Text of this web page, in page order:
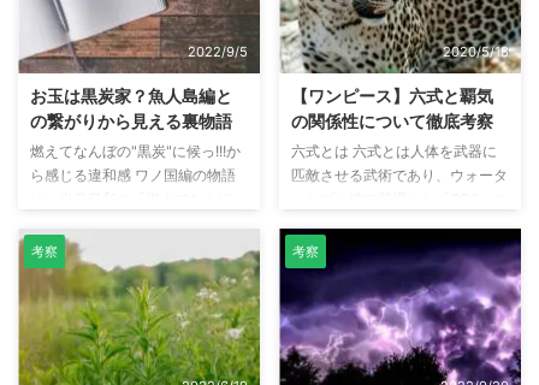
れインペルダウンのレベル6にい
たクロコダイルですが、ジンベエ
等と共に脱獄し頂上決戦に参戦し
ました。 この頂上決戦で、冷静
なイメージであるクロコダイルが
珍しく感情を爆発させていまし
た。 出典：ワンピース なぜクロ
コダイルがあんなに全力で感情を
た。 序盤は冷静な ...
していない「傳ジロー」ですが、
なぜ「全ての愚かな大人を見下
す」のか、なぜ「光月おでん」を
尊敬しているのか考察してみまし
た。 傳ジローは「都の身なし
子」 41年前の回想シーンで登場
した「傳ジロー」は「都の身なし
子」として紹介されています。
死亡した もしく ...
2022/9/5
お玉は黒炭家？魚人島編と
の繋がりから見える裏物語
燃えてなんぼの"黒炭"に候っ!!!か
ら感じる違和感 ワノ国編の物語
幕を閉じます。 この"黒炭"という
のは黒炭オロチのことを言ってい
るのだと思いますが、この言葉違
和感を感じます。（日和目線で考
えれば、黒炭が憎いのでこの言葉
は納得の台詞です） 黒炭家は過
2020/5/18
【ワンピース】六式と覇気
の関係性について徹底考察
六式とは 六式とは人体を武器に
匹敵させる武術であり、ウォータ
将、パンクハザード編で登場した
「ヴェルゴ」が六式を使用してい
ました。 六式は覇気と似ている
点があります。例えば鉄塊（テッ
カイ）は武装色の覇気、紙絵（カ
ミエ）は見聞色の覇気に近い技と
考察 考察